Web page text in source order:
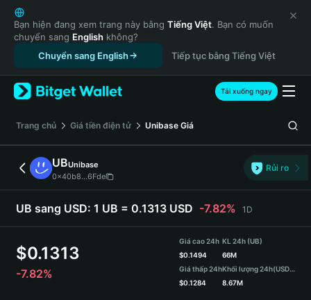
English
日本語
Tiếng Việt
Русский
Español (Latinoamérica)
Türkçe
Français
Deutsch
简体中文
繁體中文
Português (Portugal)
Bahasa Indonesia
ภาษาไทย
Español
Bạn hiện đang xem trang này bằng Tiếng Việt. Bạn có muốn
chuyển sang English không?
Chuyển sang English
Tiếp tục bằng Tiếng Việt
Tải xuống ngay
‌Trang chủ Giá tiền điện tử Unibase Giá
UBUnibase
0x40b8...6Fde
Rủi ro
UB sang USD: 1 UB = 0.1313 USD -7.82% 1D
$0.1313
-7.82%
Giá cao 24h
$0.1494
Giá thấp 24h
$0.1284
KL 24h (UB)
66M
Khối lượng 24h(USDT)
8.67M